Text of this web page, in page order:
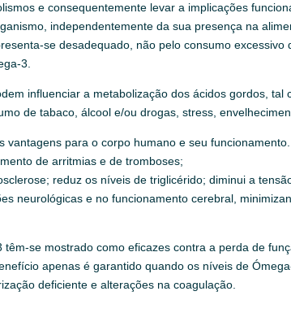
e consequentemente levar a implicações
independentemente da sua presença na
se desadequado, não pelo consumo
3.
influenciar a metabolização dos ácidos gordos,
de tabaco, álcool e/ou drogas, stress,
vantagens para o corpo humano e seu
de arritmias e de tromboses;
reduz os níveis de triglicérido; diminui a
neurológicas e no funcionamento cerebral,
se mostrado como eficazes contra a perda de
apenas é garantido quando os níveis de
deficiente e alterações na coagulação.